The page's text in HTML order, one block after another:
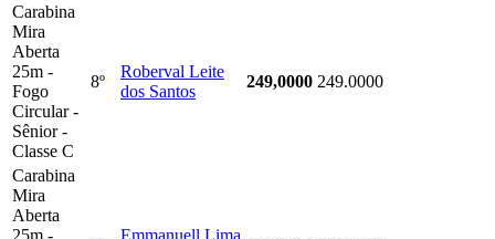
Carabina
Mira
Aberta
25m -
Fogo
Circular -
Sênior -
Classe C
8º
Roberval Leite
dos Santos
249,0000 249.0000
Carabina
Mira
Aberta
25m -
Emmanuell Lima